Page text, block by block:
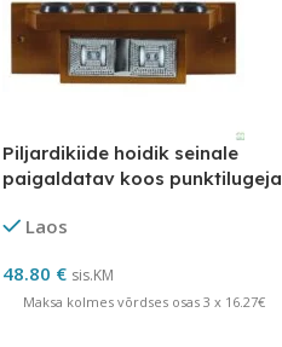
Piljardikiide hoidik seinale
paigaldatav koos punktilugeja
Laos
48.80 € sis.KM
Maksa kolmes võrdses osas 3 x 16.27€